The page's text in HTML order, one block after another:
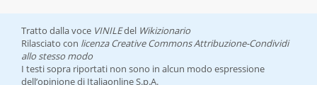
Tratto dalla voce VINILEdel Wikizionario
Rilasciato con licenza Creative Commons Attribuzione-Condividi
allo stesso modo
I testi sopra riportati non sono in alcun modo espressione
dell’opinione di Italiaonline S.p.A.